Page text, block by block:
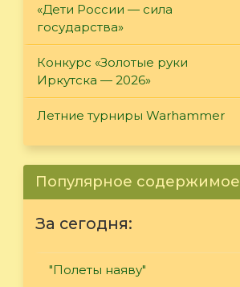
«Дети России — сила
государства»
Конкурс «Золотые руки
Иркутска — 2026»
Летние турниры Warhammer
Популярное содержимое
За сегодня:
"Полеты наяву"